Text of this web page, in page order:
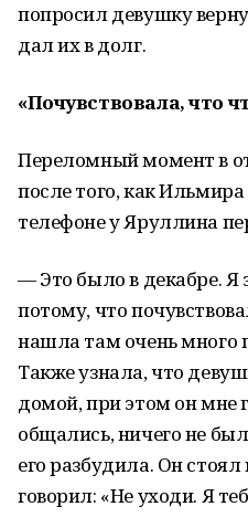
попросил девушку
дал их в долг.
«Почувствовала, что
Переломный момент в
после того, как
телефоне у Яруллина
— Это было в декабре. Я
потому, что
нашла там очень много
Также узнала, что
домой, при этом он мне
общались, ничего не
его разбудила. Он
говорил: «Не уходи. Я